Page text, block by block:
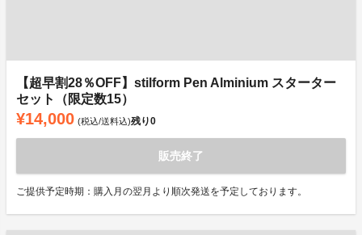
【超早割28％OFF】stilform Pen Alminium スターター
セット（限定数15）
¥14,000 (税込/送料込)残り0
販売終了
ご提供予定時期：購入月の翌月より順次発送を予定しております。